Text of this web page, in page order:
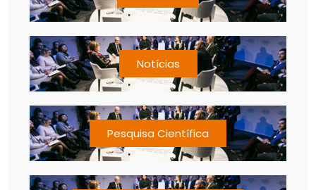
Notícias
Pesquisa Científica